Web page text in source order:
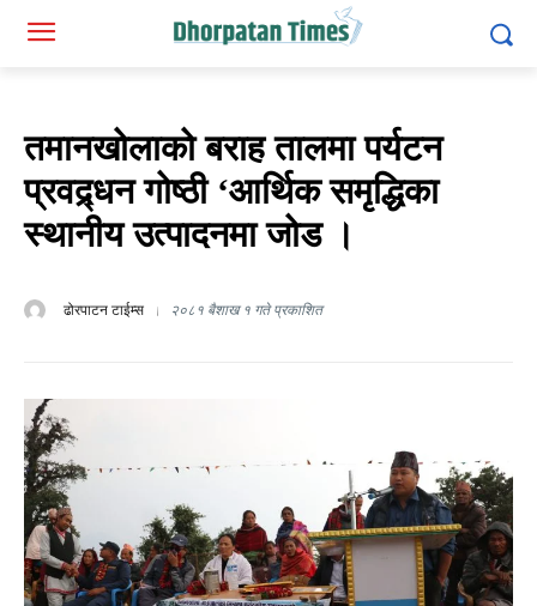
तमानखोलाको बराह तालमा पर्यटन
प्रवद्र्धन गोष्ठी ‘आर्थिक समृद्धिका
स्थानीय उत्पादनमा जोड ।
ढोरपाटन टाईम्स २०८१ बैशाख १ गते प्रकाशित